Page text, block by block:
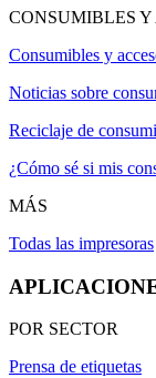
CONSUMIBLES Y
Consumibles y
Noticias sobre
Reciclaje de
¿Cómo sé si mis
MÁS
Todas las impresoras
POR SECTOR
Prensa de etiquetas